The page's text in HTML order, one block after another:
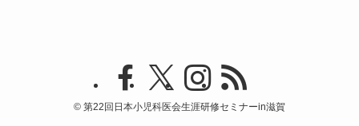
© 第22回日本小児科医会生涯研修セミナーin滋賀